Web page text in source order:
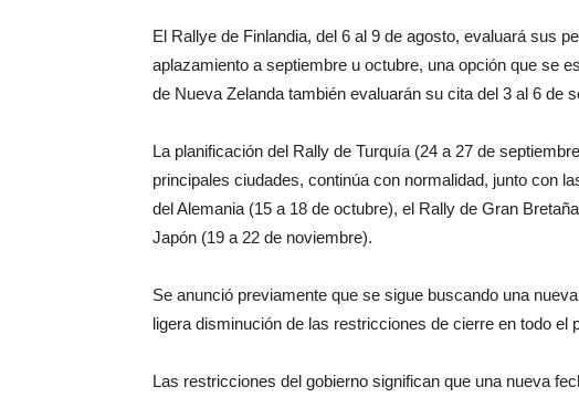
El Rallye de Finlandia, del 6 al 9 de agosto, evaluará sus
aplazamiento a septiembre u octubre, una opción que se
de Nueva Zelanda también evaluarán su cita del 3 al 6 de
La planificación del Rally de Turquía (24 a 27 de
principales ciudades, continúa con normalidad, junto con
del Alemania (15 a 18 de octubre), el Rally de Gran
Japón (19 a 22 de noviembre).
Se anunció previamente que se sigue buscando una
ligera disminución de las restricciones de cierre en todo el
Las restricciones del gobierno significan que una nueva